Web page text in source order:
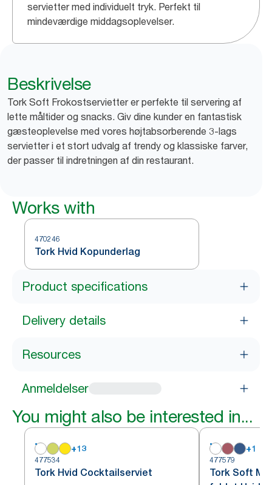
servietter med individuelt tryk. Perfekt til
mindeværdige middagsoplevelser.
Beskrivelse
Tork Soft Frokostservietter er perfekte til servering af
lette måltider og snacks. Giv dine kunder en fantastisk
gæsteoplevelse med vores højtabsorberende 3-lags
servietter i et stort udvalg af trendy og klassiske farver,
der passer til indretningen af din restaurant.
Works with
470246
Tork Hvid Kopunderlag
Product specifications
Delivery details
Resources
Anmeldelser
You might also be interested in...
+13
477534
Tork Hvid Cocktailserviet
+1
477579
Tork Soft